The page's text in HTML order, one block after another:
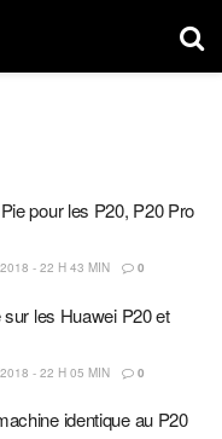
pour les P20, P20 Pro
- 22 H 43 MIN 0
les Huawei P20 et
- 22 H 05 MIN 0
identique au P20